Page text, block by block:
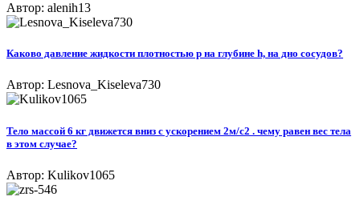
Автор: alenih13
Каково давление жидкости плотностью p на глубине h, на дно сосудов?
Автор: Lesnova_Kiseleva730
Тело массой 6 кг движется вниз с ускорением 2м/c2 . чему равен вес тела
в этом случае?
Автор: Kulikov1065